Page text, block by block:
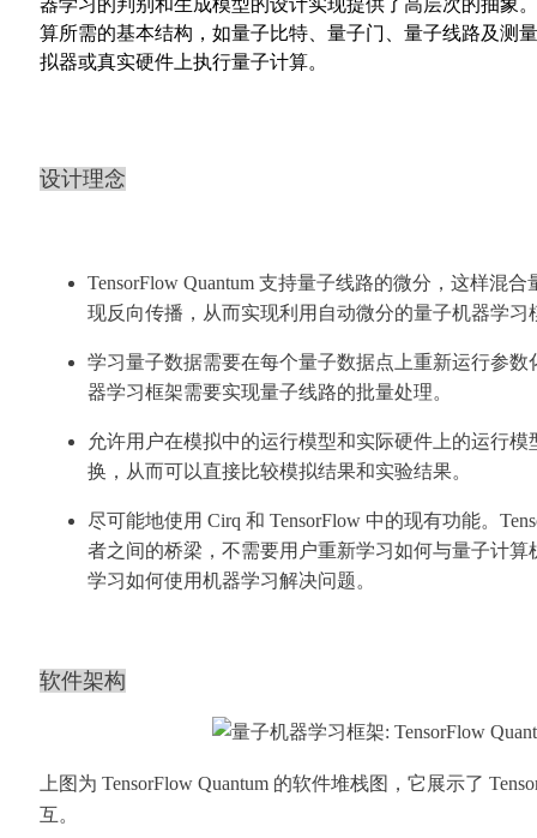
器学习的判别和生成模型的设计实现提供了高层次的抽象
算所需的基本结构，如量子比特、量子门、量子线路及测
拟器或真实硬件上执行量子计算。
设计理念
TensorFlow Quantum 支持量子线路的微分，这样混合
现反向传播，从而实现利用自动微分的量子机器学习
学习量子数据需要在每个量子数据点上重新运行参数
器学习框架需要实现量子线路的批量处理。
允许用户在模拟中的运行模型和实际硬件上的运行模
换，从而可以直接比较模拟结果和实验结果。
尽可能地使用 Cirq 和 TensorFlow 中的现有功能。
者之间的桥梁，不需要用户重新学习如何与量子计算
学习如何使用机器学习解决问题。
软件架构
上图为 TensorFlow Quantum 的软件堆栈图，它展示了
互。